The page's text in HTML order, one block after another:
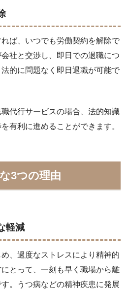
ば、いつでも労働契約を解除で
社と交渉し、即日での退職につ
的に問題なく即日退職が可能で
代行サービスの場合、法的知識
有利に進めることができます。
3つの理由
軽減
、過度なストレスにより精神的
とって、一刻も早く職場から離
。うつ病などの精神疾患に発展